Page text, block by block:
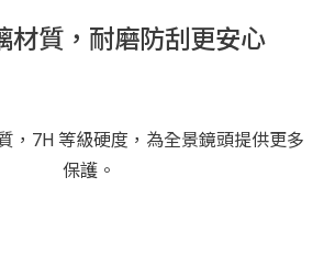
材質，耐磨防刮更安心
，7H 等級硬度，為全景鏡頭提供更多
保護。